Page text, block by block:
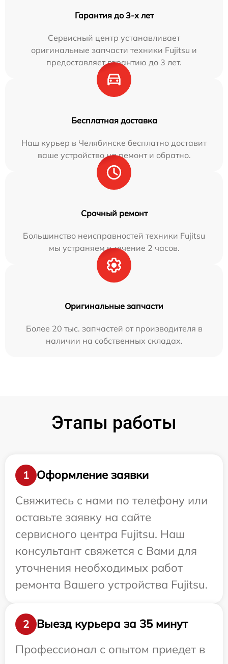
Гарантия до 3-х лет
Сервисный центр устанавливает
оригинальные запчасти техники Fujitsu и
предоставляет гарантию до 3 лет.
Бесплатная доставка
Наш курьер в Челябинске бесплатно доставит
ваше устройство на ремонт и обратно.
Срочный ремонт
Большинство неисправностей техники Fujitsu
мы устраняем в течение 2 часов.
Оригинальные запчасти
Более 20 тыс. запчастей от производителя в
наличии на собственных складах.
Этапы работы
1
Оформление заявки
Свяжитесь с нами по телефону или
оставьте заявку на сайте
сервисного центра Fujitsu. Наш
консультант свяжется с Вами для
уточнения необходимых работ
ремонта Вашего устройства Fujitsu.
2
Выезд курьера за 35 минут
Профессионал с опытом приедет в